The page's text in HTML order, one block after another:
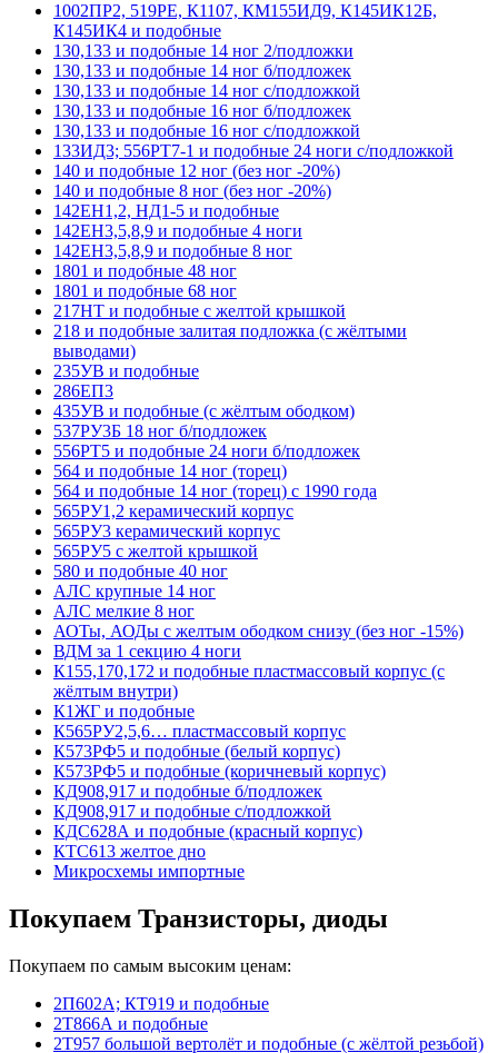
1002ПР2, 519РЕ, К1107, КМ155ИД9, К145ИК12Б,
К145ИК4 и подобные
130,133 и подобные 14 ног 2/подложки
130,133 и подобные 14 ног б/подложек
130,133 и подобные 14 ног с/подложкой
130,133 и подобные 16 ног б/подложек
130,133 и подобные 16 ног с/подложкой
133ИД3; 556РТ7-1 и подобные 24 ноги с/подложкой
140 и подобные 12 ног (без ног -20%)
140 и подобные 8 ног (без ног -20%)
142ЕН1,2, НД1-5 и подобные
142ЕН3,5,8,9 и подобные 4 ноги
142ЕН3,5,8,9 и подобные 8 ног
1801 и подобные 48 ног
1801 и подобные 68 ног
217НТ и подобные с желтой крышкой
218 и подобные залитая подложка (с жёлтыми
выводами)
235УВ и подобные
286ЕП3
435УВ и подобные (с жёлтым ободком)
537РУ3Б 18 ног б/подложек
556РТ5 и подобные 24 ноги б/подложек
564 и подобные 14 ног (торец)
564 и подобные 14 ног (торец) с 1990 года
565РУ1,2 керамический корпус
565РУ3 керамический корпус
565РУ5 с желтой крышкой
580 и подобные 40 ног
АЛС крупные 14 ног
АЛС мелкие 8 ног
АОТы, АОДы с желтым ободком снизу (без ног -15%)
ВДМ за 1 секцию 4 ноги
К155,170,172 и подобные пластмассовый корпус (с
жёлтым внутри)
К1ЖГ и подобные
К565РУ2,5,6… пластмассовый корпус
К573РФ5 и подобные (белый корпус)
К573РФ5 и подобные (коричневый корпус)
КД908,917 и подобные б/подложек
КД908,917 и подобные с/подложкой
КДС628А и подобные (красный корпус)
КТС613 желтое дно
Микросхемы импортные
Покупаем Транзисторы, диоды
Покупаем по самым высоким ценам:
2П602А; КТ919 и подобные
2Т866А и подобные
2Т957 большой вертолёт и подобные (с жёлтой резьбой)